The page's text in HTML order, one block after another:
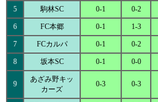
5 駒林SC 0-1 0-2
6 FC本郷 0-1 1-3
7 FCカルパ 0-1 0-2
8 坂本SC 0-1 0-0
9
あざみ野キッ
カーズ
0-3 0-3